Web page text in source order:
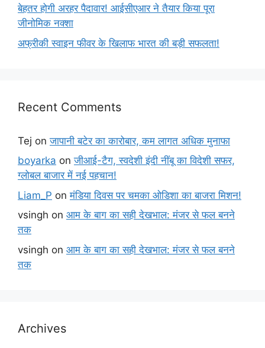
बेहतर होगी अरहर पैदावार! आईसीएआर ने तैयार किया पूरा
जीनोमिक नक्शा
अफ्रीकी स्वाइन फीवर के खिलाफ भारत की बड़ी सफलता!
Recent Comments
Tej onजापानी बटेर का कारोबार, कम लागत अधिक मुनाफा
boyarka onजीआई-टैग, स्वदेशी इंदी नींबू का विदेशी सफर,
ग्लोबल बाजार में नई पहचान!
Liam_P onमंडिया दिवस पर चमका ओडिशा का बाजरा मिशन!
vsingh on आम के बाग का सही देखभाल: मंजर से फल बनने
तक
vsingh on आम के बाग का सही देखभाल: मंजर से फल बनने
तक
Archives